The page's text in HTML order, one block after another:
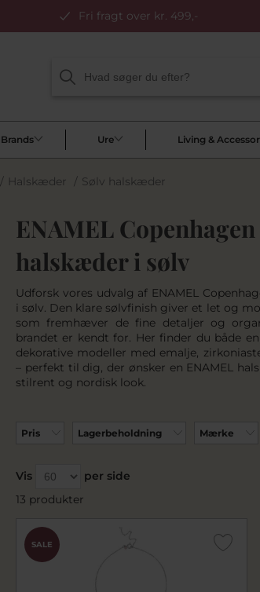
Fri fragt over kr. 499,-
Brands Ure Living &
/ Halskæder / Sølv halskæder
ENAMEL Copenhagen
halskæder i sølv
Udforsk vores udvalg af ENAMEL
i sølv. Den klare sølvfinish giver et let og
som fremhæver de fine detaljer og
brandet er kendt for. Her finder du både
dekorative modeller med emalje,
– perfekt til dig, der ønsker en ENAMEL
stilrent og nordisk look.
Pris Lagerbeholdning Mærke
Vis
per side
13 produkter
SALE